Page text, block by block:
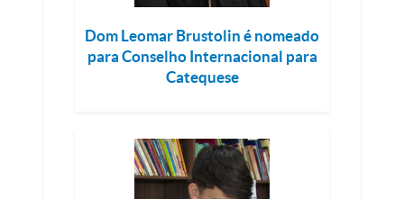
Dom Leomar Brustolin é nomeado
para Conselho Internacional para
Catequese